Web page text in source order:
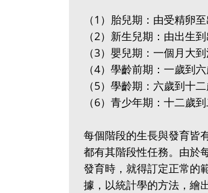
（1）胎兒期：由受精卵
（2）新生兒期：由出生
（3）嬰兒期：一個月大
（4）學齡前期：一歲到
（5）學齡期：六歲到十
（6）青少年期：十二歲
每個階段的生長與發育皆
都有其階段性任務。由於
發育時，就得訂定正常的
據，以統計學的方法，繪